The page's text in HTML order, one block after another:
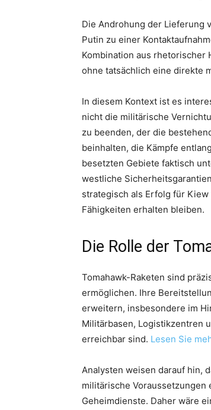
Die Androhung der Lieferung
Putin zu einer
Kombination aus rhetorischer
ohne tatsächlich eine direkte
In diesem Kontext ist es
nicht die militärische
zu beenden, der die
beinhalten, die Kämpfe
besetzten Gebiete faktisch
westliche
strategisch als Erfolg für
Fähigkeiten erhalten bleiben.
Die Rolle der
Tomahawk-Raketen sind
ermöglichen. Ihre
erweitern, insbesondere im
Militärbasen, Logistikzentren
erreichbar sind. Lesen Sie
Analysten weisen darauf hin,
militärische
Geheimdienste. Daher wäre